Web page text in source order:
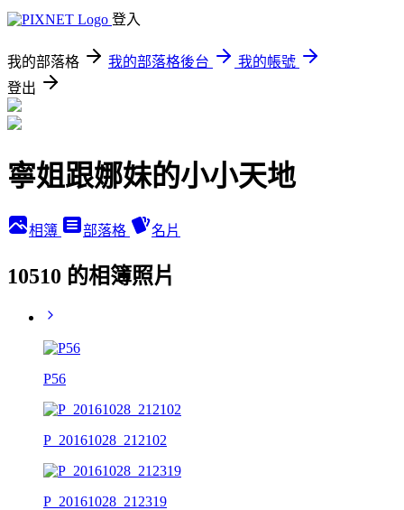
登入
我的部落格 我的部落格後台
我的帳號
登出
寧姐跟娜妹的小小天地
相簿 部落格 名片
10510 的相簿照片
P56
P_20161028_212102
P_20161028_212319